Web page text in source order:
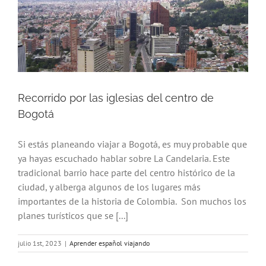
Recorrido por las iglesias del centro de
Bogotá
Si estás planeando viajar a Bogotá, es muy probable que
ya hayas escuchado hablar sobre La Candelaria. Este
tradicional barrio hace parte del centro histórico de la
ciudad, y alberga algunos de los lugares más
importantes de la historia de Colombia. Son muchos los
planes turísticos que se [...]
julio 1st, 2023 | Aprender español viajando